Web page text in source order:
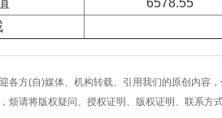
6578.55
各方(自)媒体、机构转载、引用我们的原创内容
烦请将版权疑问、授权证明、版权证明、联系方